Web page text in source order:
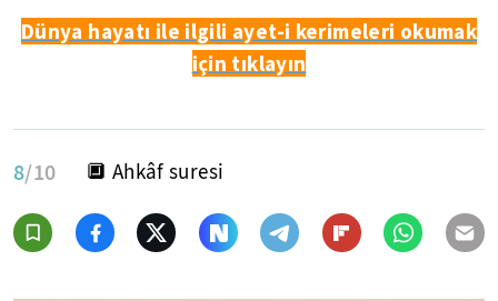
Dünya hayatı ile ilgili ayet-i kerimeleri okumak
için tıklayın
8/10 🔲 Ahkâf suresi